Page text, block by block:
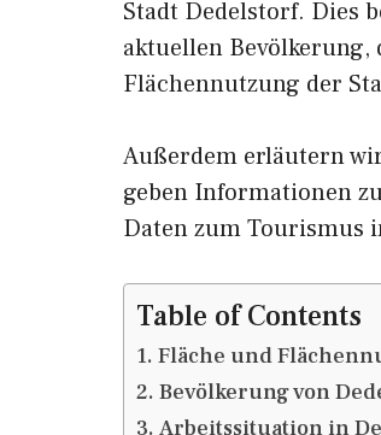
Stadt Dedelstorf. Dies
aktuellen
Flächennutzung der
Außerdem erläutern
geben Informationen
Daten zum Tourismus
Table of Contents
Fläche und
Bevölkerung von
Arbeitssituation in